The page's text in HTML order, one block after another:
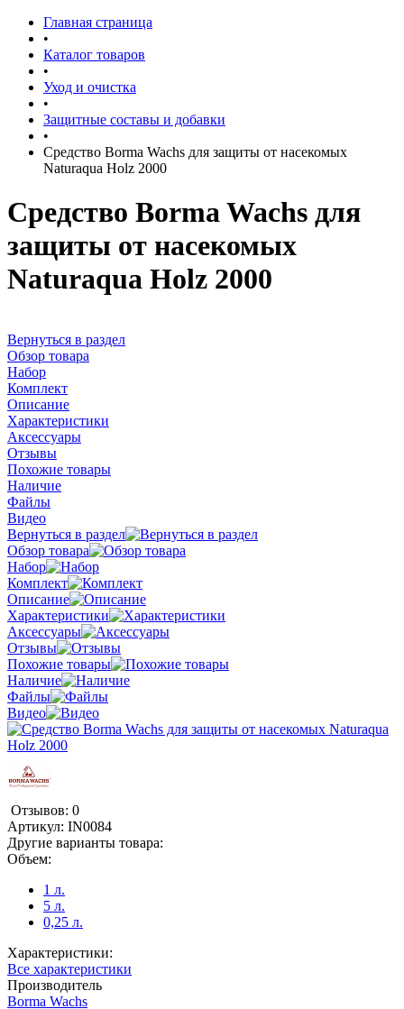
Главная страница
•
Каталог товаров
•
Уход и очистка
•
Защитные составы и добавки
•
Средство Borma Wachs для защиты от насекомых
Naturaqua Holz 2000
Средство Borma Wachs для
защиты от насекомых
Naturaqua Holz 2000
Вернуться в раздел
Обзор товара
Набор
Комплект
Описание
Характеристики
Аксессуары
Отзывы
Похожие товары
Наличие
Файлы
Видео
Вернуться в раздел
Обзор товара
Набор
Комплект
Описание
Характеристики
Аксессуары
Отзывы
Похожие товары
Наличие
Файлы
Видео
Отзывов: 0
Артикул: IN0084
Другие варианты товара:
Объем:
1 л.
5 л.
0,25 л.
Характеристики:
Все характеристики
Производитель
Borma Wachs